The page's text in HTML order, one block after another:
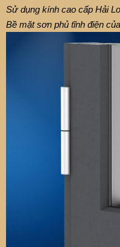
Sử dụng kính cao cấp Hải
Bề mặt sơn phủ tĩnh điện